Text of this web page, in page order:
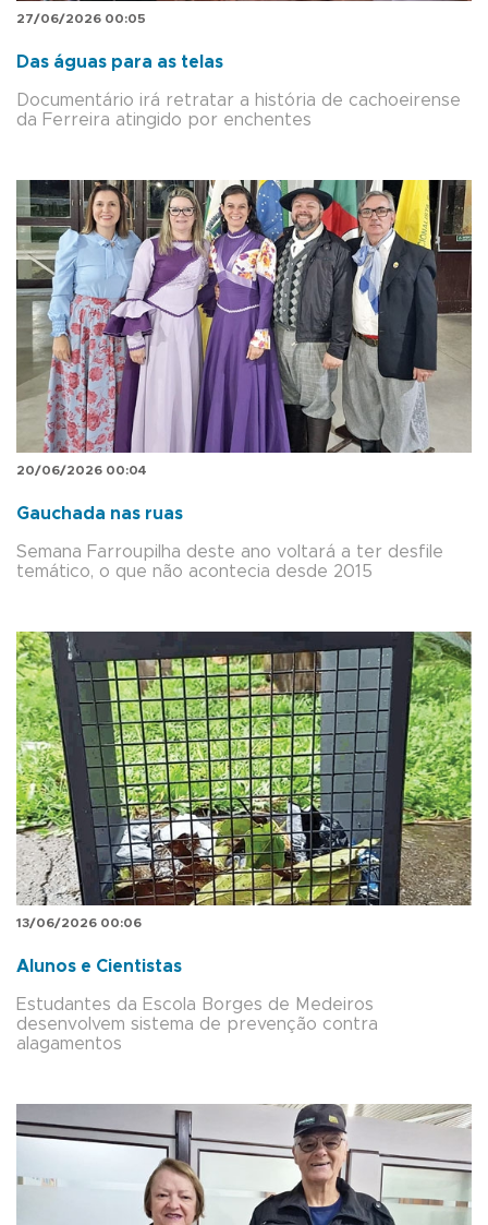
27/06/2026 00:05
Das águas para as telas
Documentário irá retratar a história de cachoeirense
da Ferreira atingido por enchentes
20/06/2026 00:04
Gauchada nas ruas
Semana Farroupilha deste ano voltará a ter desfile
temático, o que não acontecia desde 2015
13/06/2026 00:06
Alunos e Cientistas
Estudantes da Escola Borges de Medeiros
desenvolvem sistema de prevenção contra
alagamentos